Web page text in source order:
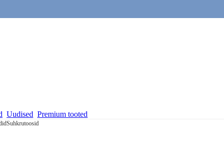
Uudised Premium tooted
Suhkrutoosid